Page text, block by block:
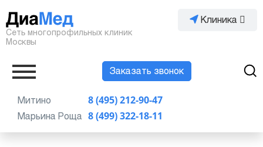
Сеть многопрофильных клиник
Москвы
Клиника
Заказать звонок
8 (495) 212-90-47
Митино
8 (499) 322-18-11
Марьина Роща